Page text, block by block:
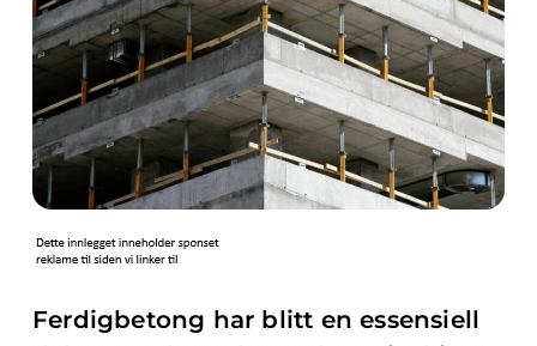
Ferdigbetong har blitt en essensiell